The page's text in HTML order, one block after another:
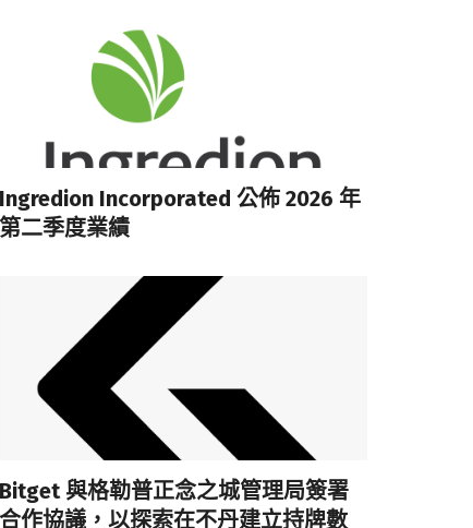
Ingredion Incorporated 公佈 2026 年
第二季度業績
Bitget 與格勒普正念之城管理局簽署
合作協議，以探索在不丹建立持牌數